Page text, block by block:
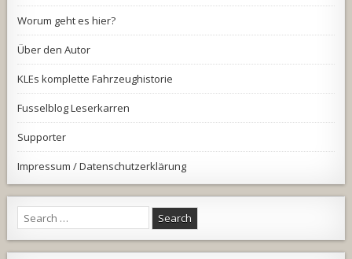
Worum geht es hier?
Über den Autor
KLEs komplette Fahrzeughistorie
Fusselblog Leserkarren
Supporter
Impressum / Datenschutzerklärung
Search
for: